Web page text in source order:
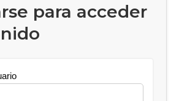
para acceder